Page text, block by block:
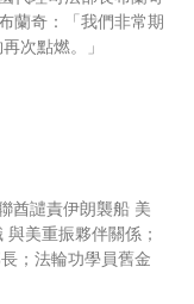
蘭奇：「我們非常期
次點燃。」
酋譴責伊朗襲船 美
美重振夥伴關係；
；法輪功學員舊金